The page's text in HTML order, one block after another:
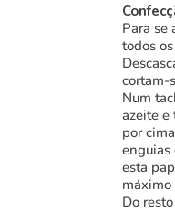
Para se
todos
cortam-
Num
azeite e
por
enguias
esta
máximo
Do